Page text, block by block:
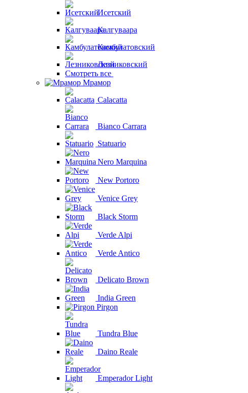
Исетский
Калгуваара
Камбулатовский
Лезниковский
Смотреть все
Мрамор
Calacatta
Bianco Carrara
Statuario
Nero Marquina
New Portoro
Venice Grey
Black Storm
Verde Alpi
Verde Antico
Delicato Brown
India Green
Pirgon
Tundra Blue
Daino Reale
Emperador Light